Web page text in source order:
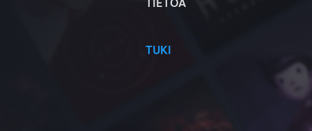
TIETOA
TUKI